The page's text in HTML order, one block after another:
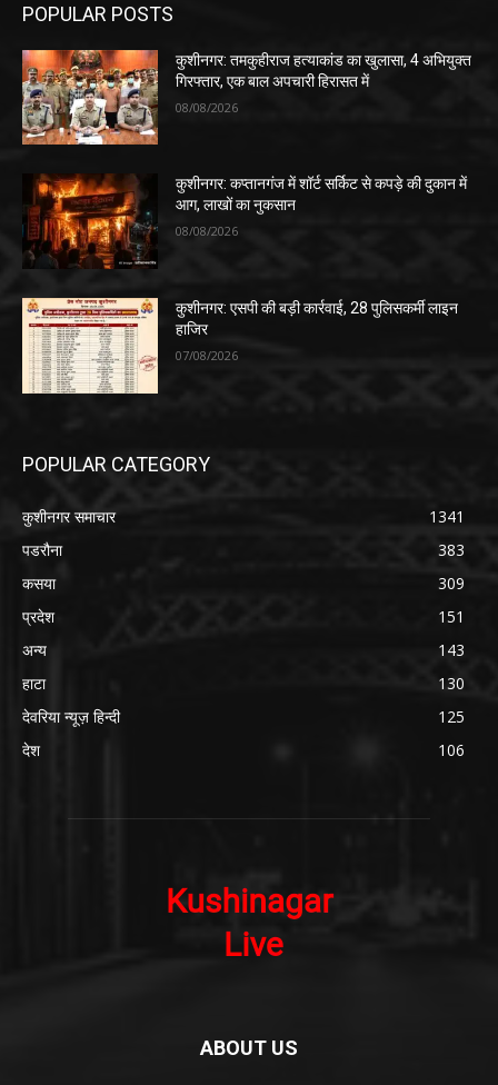
POPULAR POSTS
कुशीनगर: तमकुहीराज हत्याकांड का खुलासा, 4 अभियुक्त
गिरफ्तार, एक बाल अपचारी हिरासत में
08/08/2026
कुशीनगर: कप्तानगंज में शॉर्ट सर्किट से कपड़े की दुकान में
आग, लाखों का नुकसान
08/08/2026
कुशीनगर: एसपी की बड़ी कार्रवाई, 28 पुलिसकर्मी लाइन
हाजिर
07/08/2026
POPULAR CATEGORY
कुशीनगर समाचार
1341
पडरौना
383
कसया
309
प्रदेश
151
अन्य
143
हाटा
130
देवरिया न्यूज़ हिन्दी
125
देश
106
ABOUT US